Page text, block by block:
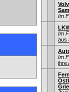
Im
Im
aus
Im
ihre